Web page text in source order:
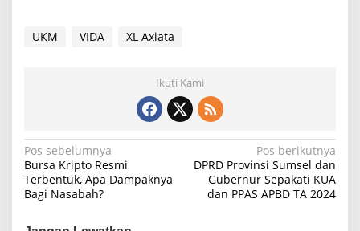
UKM VIDA XL Axiata
Ikuti Kami
N
a
v
i
Pos sebelumnya
Bursa Kripto Resmi
Terbentuk, Apa Dampaknya
Bagi Nasabah?
Pos berikutnya
DPRD Provinsi Sumsel dan
Gubernur Sepakati KUA
dan PPAS APBD TA 2024